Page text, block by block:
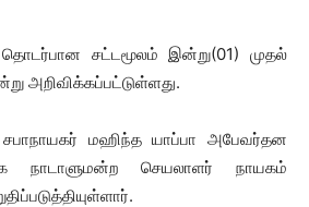
தொடர்பான சட்டமூலம் இன்று(01) முதல்
அறிவிக்கப்பட்டுள்ளது.
சபாநாயகர் மஹிந்த யாப்பா அபேவர்தன
நாடாளுமன்ற செயலாளர் நாயகம்